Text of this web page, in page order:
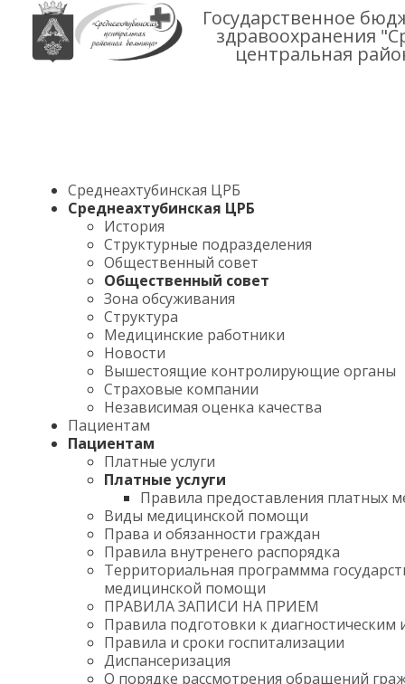
Государственное
здравоохранения
центральная
Среднеахтубинская ЦРБ
Среднеахтубинская ЦРБ
История
Структурные подразделения
Общественный совет
Общественный совет
Зона обсуживания
Структура
Медицинские работники
Новости
Вышестоящие контролирующие органы
Страховые компании
Независимая оценка качества
Пациентам
Пациентам
Платные услуги
Платные услуги
Правила предоставления платных
Виды медицинской помощи
Права и обязанности граждан
Правила внутренего распорядка
Территориальная программма
медицинской помощи
ПРАВИЛА ЗАПИСИ НА ПРИЕМ
Правила подготовки к диагностическим
Правила и сроки госпитализации
Диспансеризация
О порядке рассмотрения обращений